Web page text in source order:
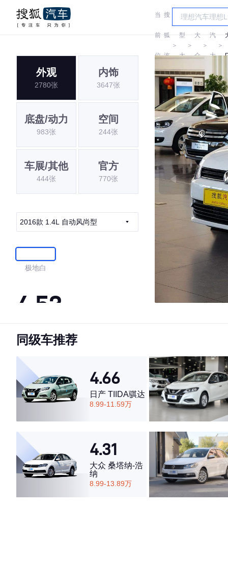
当
前
位
置:
搜
狐
汽
车
＞
车
型
大
全
＞
大
众
＞
上
汽
大
众
＞
外观
2780张
内饰
3647张
底盘/动力
983张
空间
244张
车展/其他
444张
官方
770张
2016款 1.4L 自动风尚型
极地白
4.53
·外观表现较为优秀，优于74%同级车
·空间表现一般，低于54%同级车
同级车推荐
4.66
日产 TIIDA骐达
8.99-11.59万
4.31
大众 桑塔纳-浩
纳
8.99-13.89万